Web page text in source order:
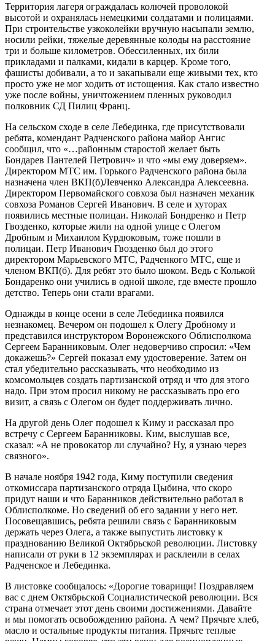
Территория лагеря ограждалась колючей проволокой
высотой и охранялась немецкими солдатами и полицаями.
При строительстве узкоколейки вручную насыпали землю,
носили рейки, тяжелые деревянные колоды на расстояние
три и больше километров. Обессиленных, их били
прикладами и палками, кидали в карцер. Кроме того,
фашисты добивали, а то и закапывали еще живыми тех, кто
просто уже не мог ходить от истощения. Как стало известно
уже после войны, уничтожением пленных руководил
полковник СД Пилиц Франц.
На сельском сходе в селе Лебединка, где присутствовали
ребята, комендант Радченского района майор Ангис
сообщил, что «…районным старостой желает быть
Бондарев Пантелей Петрович» и что «мы ему доверяем».
Директором МТС им. Горького Радченского района была
назначена член ВКП(б)Левченко Александра Алексеевна.
Директором Первомайского совхоза был назначен механик
совхоза Романов Сергей Иванович. В селе и хуторах
появились местные полицаи. Николай Бондренко и Петр
Гвозденко, которые жили на одной улице с Олегом
Дробным и Михаилом Курдюковым, тоже пошли в
полицаи. Петр Иванович Гвозденко был до этого
директором Марьевского МТС, Радченкого МТС, еще и
членом ВКП(б). Для ребят это было шоком. Ведь с Колькой
Бондаренко они учились в одной школе, где вместе прошло
детство. Теперь они стали врагами.
Однажды в конце осени в селе Лебединка появился
незнакомец. Вечером он подошел к Олегу Дробному и
представился инструктором Воронежского Облисполкома
Сергеем Баранниковым. Олег недоверчиво спросил: «Чем
докажешь?» Сергей показал ему удостоверение. Затем он
стал убедительно рассказывать, что необходимо из
комсомольцев создать партизанской отряд и что для этого
надо. При этом просил никому не рассказывать про его
визит, а связь с Олегом он будет поддерживать лично.
На другой день Олег подошел к Киму и рассказал про
встречу с Сергеем Баранниковы. Ким, выслушав все,
сказал: «А не провокатор ли случайно? Ну, я узнаю через
связного».
В начале ноября 1942 года, Киму поступили сведения
откомиссара партизанского отряда Цыбина, что скоро
придут наши и что Баранников действительно работал в
Облисполкоме. Но сведений об его задании у него нет.
Посовещавшись, ребята решили связь с Баранниковым
держать через Олега, а также выпустить листовку к
празднованию Великой Октябрьской революции. Листовку
написали от руки в 12 экземплярах и расклеили в селах
Радченское и Лебединка.
В листовке сообщалось: «Дорогие товарищи! Поздравляем
вас с днем Октябрьской Социалистической революции. Вся
страна отмечает этот день своими достижениями. Давайте
и мы помогать освобождению района. А чем? Прячьте хлеб,
масло и остальные продукты питания. Прячьте теплые